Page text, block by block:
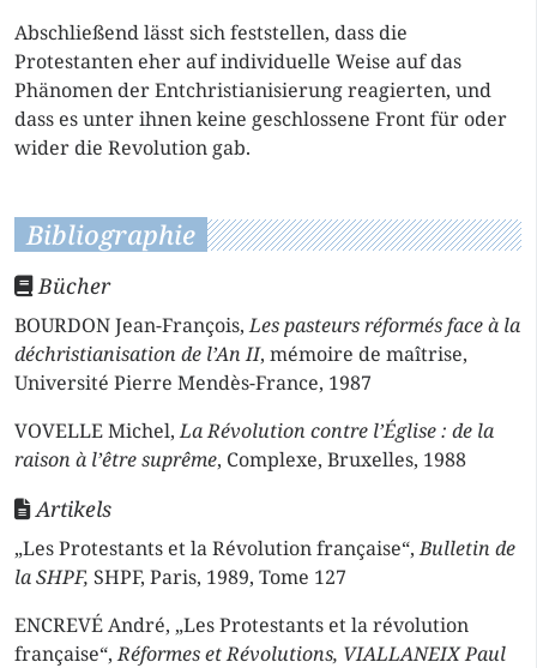
Abschließend lässt sich feststellen, dass die
Protestanten eher auf individuelle Weise auf das
Phänomen der Entchristianisierung reagierten, und
dass es unter ihnen keine geschlossene Front für oder
wider die Revolution gab.
Bibliographie
Bücher
BOURDON Jean-François,Les pasteurs réformés face à la
déchristianisation de l’An II, mémoire de maîtrise,
Université Pierre Mendès-France, 1987
VOVELLE Michel,La Révolution contre l’Église : de la
raison à l’être suprême, Complexe, Bruxelles, 1988
Artikels
„Les Protestants et la Révolution française“,Bulletin de
la SHPF, SHPF, Paris, 1989, Tome 127
ENCREVÉ André, „Les Protestants et la révolution
française“,Réformes et Révolutions, VIALLANEIX Paul